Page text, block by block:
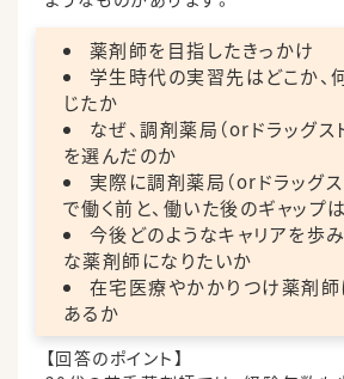
薬剤師を目指したきっかけ
学生時代の実習先はどこか、
じたか
なぜ、調剤薬局（orドラッグス
を選んだのか
実際に調剤薬局（orドラッグ
で働く前と、働いた後のギャップ
今後どのようなキャリアを歩
な薬剤師になりたいか
在宅医療やかかりつけ薬剤
あるか
【回答のポイント】